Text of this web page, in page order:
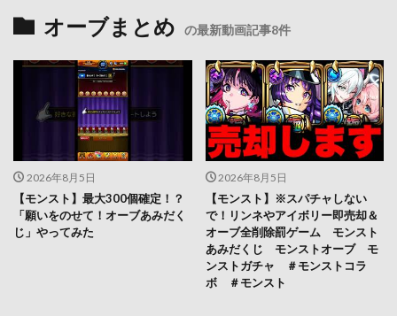
オーブまとめ の最新動画記事8件
2026年8月5日
【モンスト】最大300個確定！？
「願いをのせて！オーブあみだく
じ」やってみた
2026年8月5日
【モンスト】※スパチャしない
で！リンネやアイボリー即売却＆
オーブ全削除罰ゲーム モンスト
あみだくじ モンストオーブ モ
ンストガチャ ＃モンストコラ
ボ ＃モンスト